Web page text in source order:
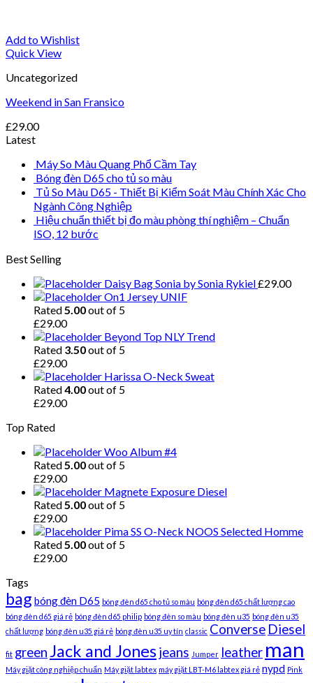
Add to Wishlist
Quick View
Uncategorized
Weekend in San Fransico
£29.00
Latest
Máy So Màu Quang Phổ Cầm Tay
Bóng đèn D65 cho tủ so màu
Tủ So Màu D65 - Thiết Bị Kiểm Soát Màu Chính Xác Cho
Ngành Công Nghiệp
Hiệu chuẩn thiết bị đo màu phòng thí nghiệm – Chuẩn
ISO, 12 bước
Best Selling
Daisy Bag Sonia by Sonia Rykiel£29.00
On1 Jersey UNIF
Rated 5.00out of 5
£29.00
Beyond Top NLY Trend
Rated 3.50out of 5
£29.00
Harissa O-Neck Sweat
Rated4.00out of 5
£29.00
Top Rated
Woo Album #4
Rated 5.00out of 5
£29.00
Magnete Exposure Diesel
Rated 5.00out of 5
£29.00
Pima SS O-Neck NOOS Selected Homme
Rated 5.00out of 5
£29.00
Tags
bag bóng đèn D65 bóng đèn d65 cho tủ so màu bóng đèn d65 chất lượng cao
bóng đèn d65 giá rẻ bóng đèn d65 philip bóng đèn so màu bóng đèn u35 bóng đèn u35
chất lượng bóng đèn u35 giá rẻ bóng đèn u35 uy tín classic Converse Diesel
fit greenJack and Jonesjeans Jumper leather man
Máy giặt công nghiệp chuẩn Máy giặt labtex máy giặt LBT-M6 labtex giá rẻ nypd Pink